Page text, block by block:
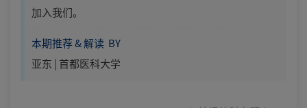
加入我们。
本期推荐 & 解读 BY
亚东 | 首都医科大学